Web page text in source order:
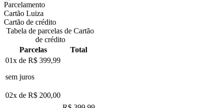
Parcelamento
Cartão Luiza
Cartão de crédito
Tabela de parcelas de Cartão
de crédito
Parcelas
Total
01x de R$ 399,99
sem juros
02x de R$ 200,00